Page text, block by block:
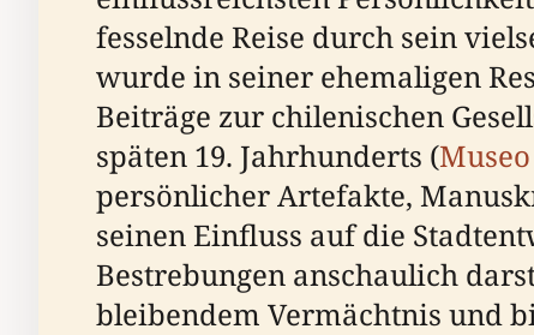
fesselnde Reise durch sein
wurde in seiner ehemaligen
Beiträge zur chilenischen
späten 19. Jahrhunderts (
persönlicher Artefakte,
seinen Einfluss auf die
Bestrebungen anschaulich
bleibendem Vermächtnis und